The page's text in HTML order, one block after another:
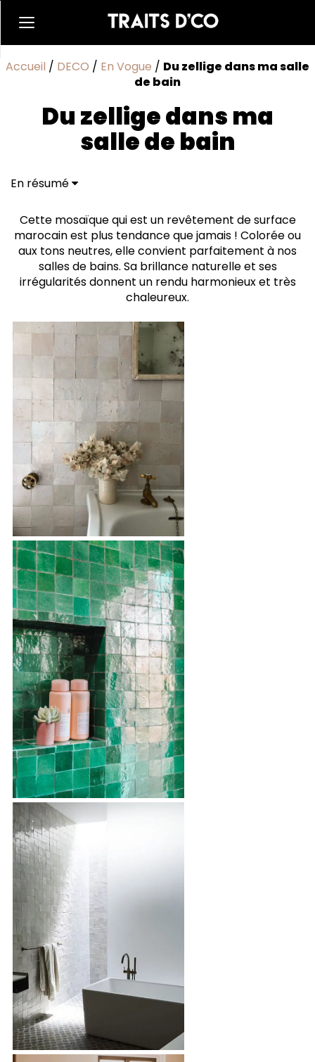
Accueil / DECO / En Vogue / Du zellige dans ma salle
de bain
Du zellige dans ma
salle de bain
En résumé
Cette mosaïque qui est un revêtement de surface
marocain est plus tendance que jamais ! Colorée ou
aux tons neutres, elle convient parfaitement à nos
salles de bains. Sa brillance naturelle et ses
irrégularités donnent un rendu harmonieux et très
chaleureux.